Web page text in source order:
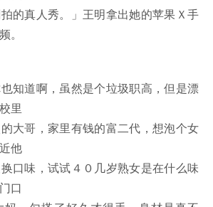
的真人秀。」王明拿出她的苹果Ｘ手
。
道啊，虽然是个垃圾职高，但是漂
里
大哥，家里有钱的富二代，想泡个女
他
口味，试试４０几岁熟女是在什么味
口